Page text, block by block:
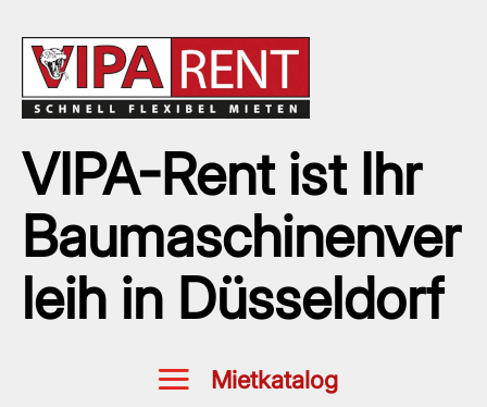
VIPA-Rent ist Ihr
Baumaschinenver
leih in Düsseldorf